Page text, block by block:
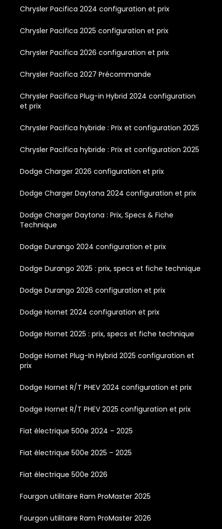
Chrysler Pacifica 2024 configuration et prix
Chrysler Pacifica 2025 configuration et prix
Chrysler Pacifica 2026 configuration et prix
Chrysler Pacifica 2027 Précommande
Chrysler Pacifica Plug-in Hybrid 2024 configuration
et prix
Chrysler Pacifica hybride : Prix et configuration 2025
Chrysler Pacifica hybride : Prix et configuration 2025
Dodge Charger 2026 configuration et prix
Dodge Charger Daytona 2024 configuration et prix
Dodge Charger Daytona : Prix, Specs & Fiche
Technique
Dodge Durango 2024 configuration et prix
Dodge Durango 2025 : prix, specs et fiche technique
Dodge Durango 2026 configuration et prix
Dodge Hornet 2024 configuration et prix
Dodge Hornet 2025 : prix, specs et fiche technique
Dodge Hornet Plug-In Hybrid 2025 configuration et
prix
Dodge Hornet R/T PHEV 2024 configuration et prix
Dodge Hornet R/T PHEV 2025 configuration et prix
Fiat électrique 500e 2024 – 2025
Fiat électrique 500e 2025 – 2025
Fiat électrique 500e 2026
Fourgon utilitaire Ram ProMaster 2025
Fourgon utilitaire Ram ProMaster 2026